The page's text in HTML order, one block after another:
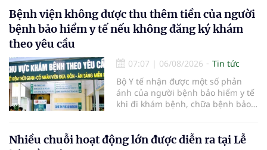
sắc quy mô, khác biệt và tiên
phong – nơi tôn vinh vẻ đẹp thời
đại mới kết hợp giữa Tri thức, Bản
Bệnh viện không được thu thêm tiền của người
bệnh bảo hiểm y tế nếu không đăng ký khám
theo yêu cầu
07:07 | 06/08/2026
Tin tức
Bộ Y tế nhận được một số phản
ánh của người bệnh bảo hiểm y tế
khi đi khám bệnh, chữa bệnh bảo
bệnh, chữa bệnh theo yêu cầu
Nhiều chuỗi hoạt động lớn được diễn ra tại Lễ